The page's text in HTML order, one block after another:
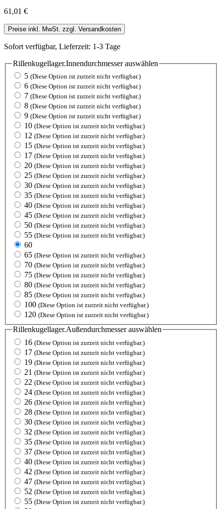
61,01 €
Preise inkl. MwSt. zzgl. Versandkosten
Sofort verfügbar, Lieferzeit: 1-3 Tage
Rillenkugellager.Innendurchmesserauswählen
5 (Diese Option ist zurzeit nicht verfügbar.)
6 (Diese Option ist zurzeit nicht verfügbar.)
7 (Diese Option ist zurzeit nicht verfügbar.)
8 (Diese Option ist zurzeit nicht verfügbar.)
9 (Diese Option ist zurzeit nicht verfügbar.)
10 (Diese Option ist zurzeit nicht verfügbar.)
12 (Diese Option ist zurzeit nicht verfügbar.)
15 (Diese Option ist zurzeit nicht verfügbar.)
17 (Diese Option ist zurzeit nicht verfügbar.)
20 (Diese Option ist zurzeit nicht verfügbar.)
25 (Diese Option ist zurzeit nicht verfügbar.)
30 (Diese Option ist zurzeit nicht verfügbar.)
35 (Diese Option ist zurzeit nicht verfügbar.)
40 (Diese Option ist zurzeit nicht verfügbar.)
45 (Diese Option ist zurzeit nicht verfügbar.)
50 (Diese Option ist zurzeit nicht verfügbar.)
55 (Diese Option ist zurzeit nicht verfügbar.)
60
65 (Diese Option ist zurzeit nicht verfügbar.)
70 (Diese Option ist zurzeit nicht verfügbar.)
75 (Diese Option ist zurzeit nicht verfügbar.)
80 (Diese Option ist zurzeit nicht verfügbar.)
85 (Diese Option ist zurzeit nicht verfügbar.)
100 (Diese Option ist zurzeit nicht verfügbar.)
120 (Diese Option ist zurzeit nicht verfügbar.)
Rillenkugellager.Außendurchmesserauswählen
16 (Diese Option ist zurzeit nicht verfügbar.)
17 (Diese Option ist zurzeit nicht verfügbar.)
19 (Diese Option ist zurzeit nicht verfügbar.)
21 (Diese Option ist zurzeit nicht verfügbar.)
22 (Diese Option ist zurzeit nicht verfügbar.)
24 (Diese Option ist zurzeit nicht verfügbar.)
26 (Diese Option ist zurzeit nicht verfügbar.)
28 (Diese Option ist zurzeit nicht verfügbar.)
30 (Diese Option ist zurzeit nicht verfügbar.)
32 (Diese Option ist zurzeit nicht verfügbar.)
35 (Diese Option ist zurzeit nicht verfügbar.)
37 (Diese Option ist zurzeit nicht verfügbar.)
40 (Diese Option ist zurzeit nicht verfügbar.)
42 (Diese Option ist zurzeit nicht verfügbar.)
47 (Diese Option ist zurzeit nicht verfügbar.)
52 (Diese Option ist zurzeit nicht verfügbar.)
55 (Diese Option ist zurzeit nicht verfügbar.)